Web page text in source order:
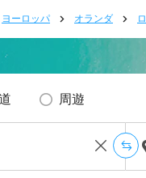
ヨーロッパ オランダ
周遊